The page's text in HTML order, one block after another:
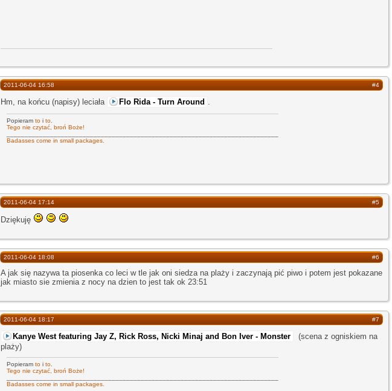
#4
2011-06-04 16:58
Hm, na końcu (napisy) leciała Flo Rida - Turn Around .
Popieram to i to
Tego nie czytać, broń Boże!
Badasses come in small packages.
#5
2011-06-04 17:14
Dziękuję
#6
2011-06-04 18:08
A jak się nazywa ta piosenka co leci w tle jak oni siedza na plaży i zaczynają pić piwo i potem jest pokazane
jak miasto sie zmienia z nocy na dzien to jest tak ok 23:51
#7
2011-06-04 18:17
Kanye West featuring Jay Z, Rick Ross, Nicki Minaj and Bon Iver - Monster
(scena z ogniskiem na
plaży)
Popieram to i to.
Tego nie czytać, broń Boże!
Badasses come in small packages.